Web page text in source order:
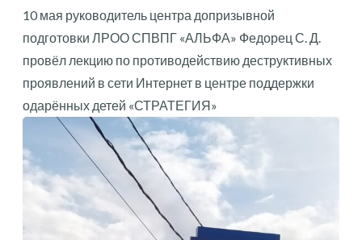
10 мая руководитель центра допризывной
подготовки ЛРОО СПВПГ «АЛЬФА» Федорец С. Д.
провёл лекцию по противодействию деструктивных
проявлений в сети Интернет в центре поддержки
одарённых детей «СТРАТЕГИЯ»